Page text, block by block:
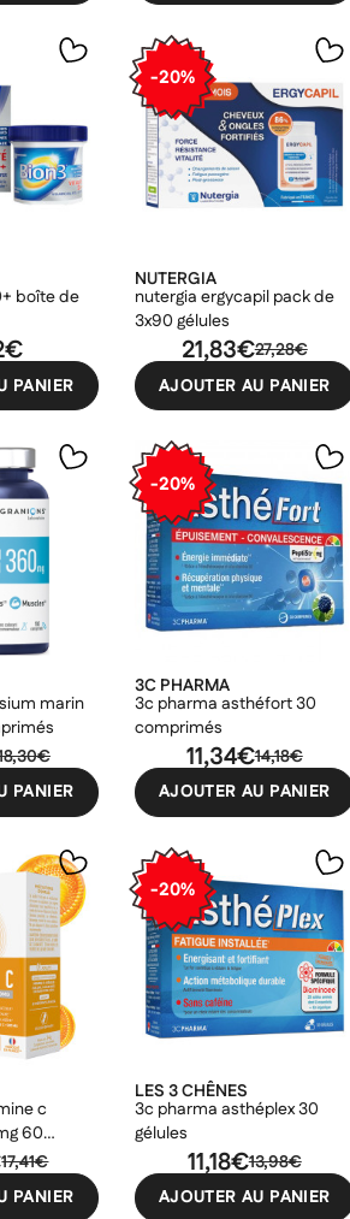
boîte de
PANIER
-20%
NUTERGIA
nutergia ergycapil pack de
3x90 gélules
27,28€
21,83€
AJOUTER AU PANIER
marin
PANIER
-20%
3C PHARMA
3c pharma asthéfort 30
comprimés
14,18€
11,34€
AJOUTER AU PANIER
c
60
17,41€
PANIER
-20%
LES 3 CHÊNES
3c pharma asthéplex 30
gélules
13,98€
11,18€
AJOUTER AU PANIER
×
produits à votre liste d'envies.